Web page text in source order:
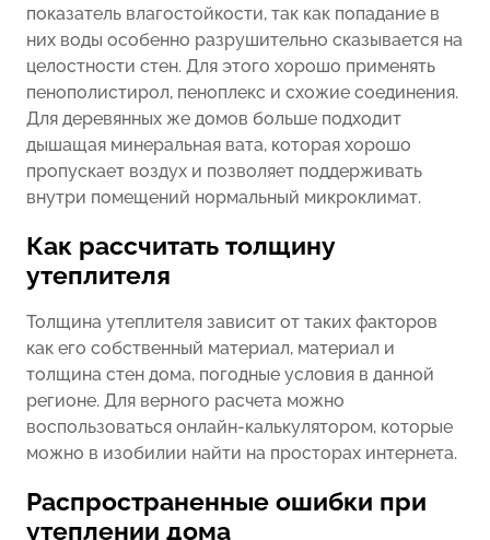
показатель влагостойкости, так как попадание в
них воды особенно разрушительно сказывается на
целостности стен. Для этого хорошо применять
пенополистирол, пеноплекс и схожие соединения.
Для деревянных же домов больше подходит
дышащая минеральная вата, которая хорошо
пропускает воздух и позволяет поддерживать
внутри помещений нормальный микроклимат.
Как рассчитать толщину
утеплителя
Толщина утеплителя зависит от таких факторов
как его собственный материал, материал и
толщина стен дома, погодные условия в данной
регионе. Для верного расчета можно
воспользоваться онлайн-калькулятором, которые
можно в изобилии найти на просторах интернета.
Распространенные ошибки при
утеплении дома